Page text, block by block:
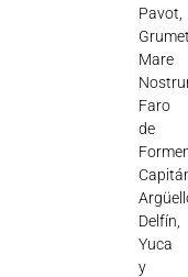
Pavot,
Mare
Faro
de
Delfín,
Yuca
y